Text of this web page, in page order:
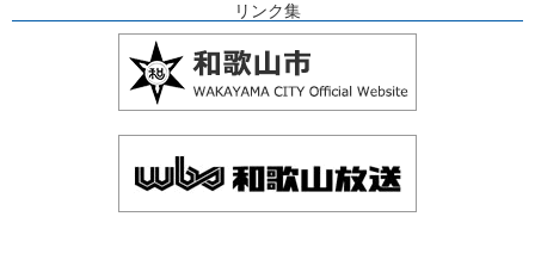
リンク集